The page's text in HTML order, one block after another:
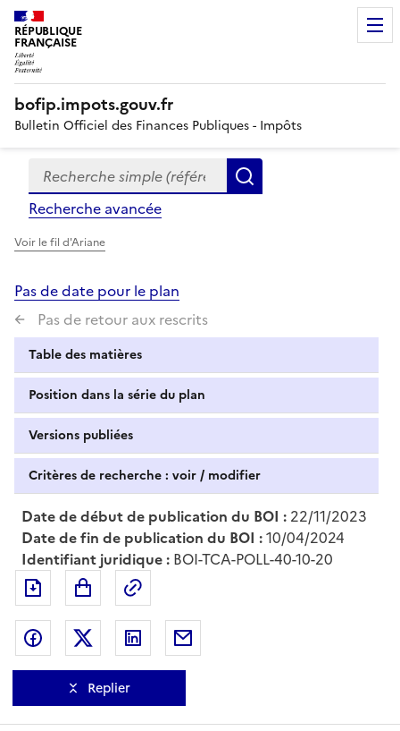
RÉPUBLIQUE
FRANÇAISE
bofip.impots.gouv.fr
Bulletin Officiel des Finances Publiques - Impôts
Formulaire
de
recherche
Recherche simple (références, mots clés, partie du
Recherche avancée
Voir le fil d'Ariane
Pas de date pour le plan
Pas de retour aux rescrits
Table des matières
Position dans la série du plan
Versions publiées
Critères de recherche : voir / modifier
Date de début de publication du BOI : 22/11/2023
Date de fin de publication du BOI :10/04/2024
Identifiant juridique : BOI-TCA-POLL-40-10-20
Exporter le document au format pdf
Partager sur Facebook
Partager sur Twitter
Partager sur LinkedIn
Replier